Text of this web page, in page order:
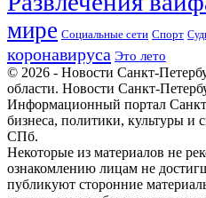
мире Социальные сети Спорт
коронавируса Это лето
© 2026 - Новости Санкт-
области. Новости Санкт-
Информационный портал
бизнеса, политики, культуры и
СПб.
Некоторые из материалов не
ознакомлению лицам не
публикуют сторонние